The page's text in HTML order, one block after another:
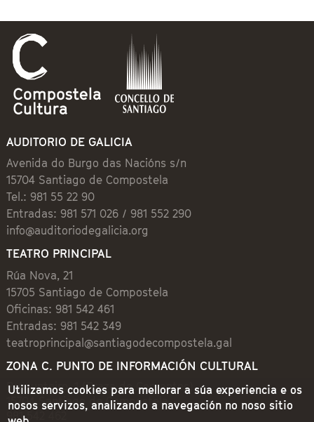
AUDITORIO DE GALICIA
Avenida do Burgo das Nacións s/n
15704 Santiago de Compostela
Tel.: 981 55 22 90
Entradas: 981 571 026 / 981 552 290
info@auditoriodegalicia.org
TEATRO PRINCIPAL
Rúa Nova, 21
15705 Santiago de Compostela
Oficinas: 981 542 461
Entradas: 981 542 349
teatroprincipal@santiagodecompostela.gal
ZONA C. PUNTO DE INFORMACIÓN CULTURAL
Preguntoiro, 1 (Praza de Cervantes)
15704 Santiago de Compostela
981 542 462
Utilizamos cookies para mellorar a súa experiencia e os
nosos servizos, analizando a navegación no noso sitio